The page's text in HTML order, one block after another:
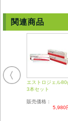
ださい。
※お子様の手の届か
※直射日光を避け、
は国内では医
文は英文の能書を翻
見解 と異なる場合が
◆輸入医薬品はご自身
ださい。
◆詳細は掛かり付け
◆弊社ではどのよう
関連商品
エストロジェル
3本セット
販売価格：
5,980